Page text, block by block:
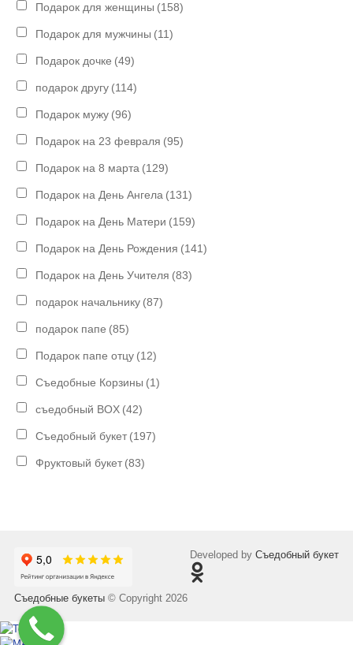
Подарок для женщины (158)
Подарок для мужчины (11)
Подарок дочке (49)
подарок другу (114)
Подарок мужу (96)
Подарок на 23 февраля (95)
Подарок на 8 марта (129)
Подарок на День Ангела (131)
Подарок на День Матери (159)
Подарок на День Рождения (141)
Подарок на День Учителя (83)
подарок начальнику (87)
подарок папе (85)
Подарок папе отцу (12)
Съедобные Корзины (1)
съедобный BOX (42)
Съедобный букет (197)
Фруктовый букет (83)
Съедобные букеты © Copyright 2026
Developed byСъедобный букет